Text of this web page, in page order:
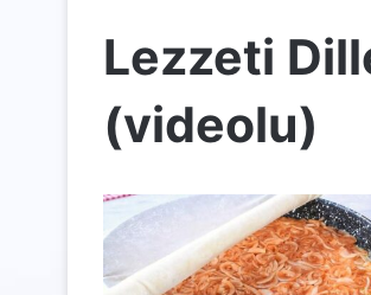
Lezzeti
(videolu)